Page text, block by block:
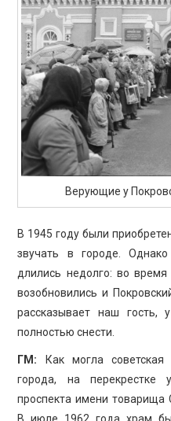
Верующие у
В 1945 году были
звучать в городе.
длились недолго: во
возобновились и
рассказывает наш гость,
полностью снести.
ГМ: Как могла
города, на перекрестке
проспекта имени товарища